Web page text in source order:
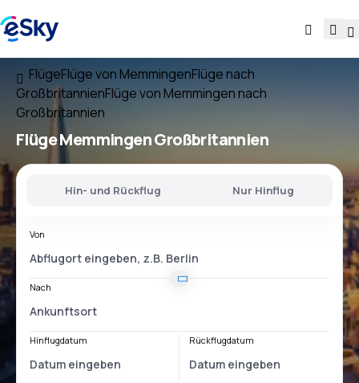
FlügeFlüge von MemmingenFlüge nach
GroßbritannienFlüge von Memmingen nach
Großbritannien
FlügeMemmingen Großbritannien
Hin- und Rückflug Nur Hinflug
Von
Nach
Hinflugdatum Rückflugdatum